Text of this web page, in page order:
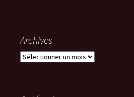
Archives
Archives